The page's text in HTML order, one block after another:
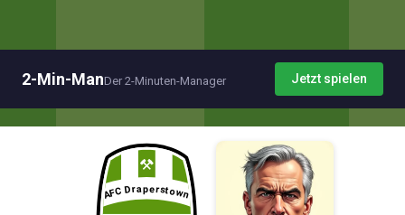
2-Min-ManDer 2-Minuten-Manager Jetzt spielen